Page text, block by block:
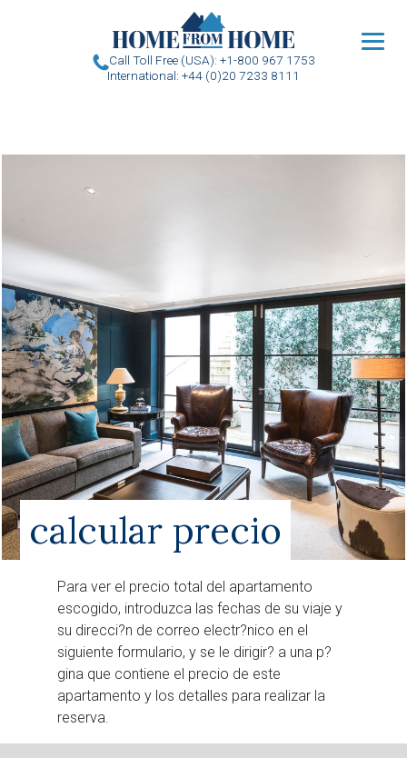
Call Toll Free (USA): +1-800 967 1753
International: +44 (0)20 7233 8111
calcular precio
Para ver el precio total del apartamento
escogido, introduzca las fechas de su viaje y
su direcci?n de correo electr?nico en el
siguiente formulario, y se le dirigir? a una p?
gina que contiene el precio de este
apartamento y los detalles para realizar la
reserva.